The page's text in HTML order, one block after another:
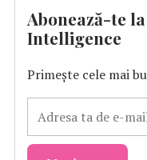
Abonează-te
Intelligence
Primește cele mai